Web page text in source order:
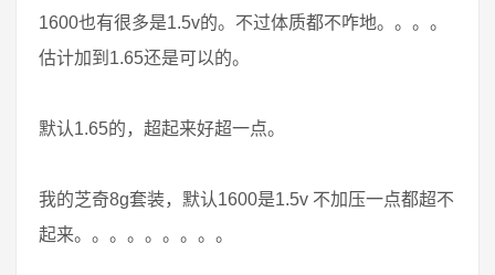
1600也有很多是1.5v的。不过体质都不咋地。。。。
估计加到1.65还是可以的。
默认1.65的，超起来好超一点。
我的芝奇8g套装，默认1600是1.5v 不加压一点都超不
起来。。。。。。。。。